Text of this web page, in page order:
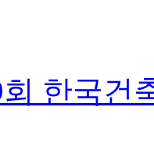
회 한국건